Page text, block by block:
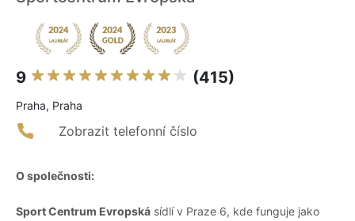
9 (415)
Praha, Praha
Zobrazit telefonní číslo
O společnosti:
Sport Centrum Evropská sídlí v Praze 6, kde funguje jako